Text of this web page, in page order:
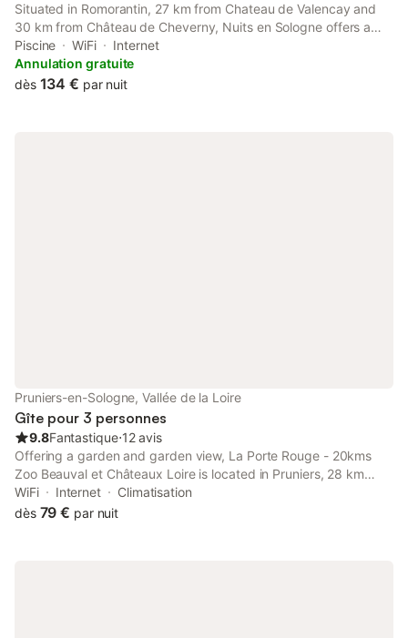
Situated in Romorantin, 27 km from Chateau de Valencay and
30 km from Château de Cheverny, Nuits en Sologne offers a
seasonal outdoor swimming pool and air conditioning.
Piscine WiFi
Internet
Annulation gratuite
dès 134 € par nuit
Pruniers-en-Sologne, Vallée de la Loire
Gîte pour 3 personnes
9.8Fantastique⋅12 avis
Offering a garden and garden view, La Porte Rouge - 20kms
Zoo Beauval et Châteaux Loire is located in Pruniers, 28 km
from Château de Cheverny and 30 km from Beauval Zoo. This
property offers access to a terrace, free private parking and
WiFi Internet
Climatisation
dès 79 € par nuit